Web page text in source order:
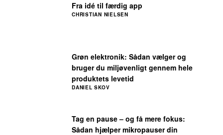
Tag en pause – og få mere fokus:
Sådan hjælper mikropauser din
Grøn elektronik: Sådan vælger og
bruger du miljøvenligt gennem hele
produktets levetid
DANIEL SKOV
Fra idé til færdig app
CHRISTIAN NIELSEN